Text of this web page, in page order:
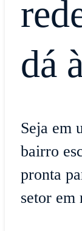
dá
Seja em
bairro
pronta
setor em